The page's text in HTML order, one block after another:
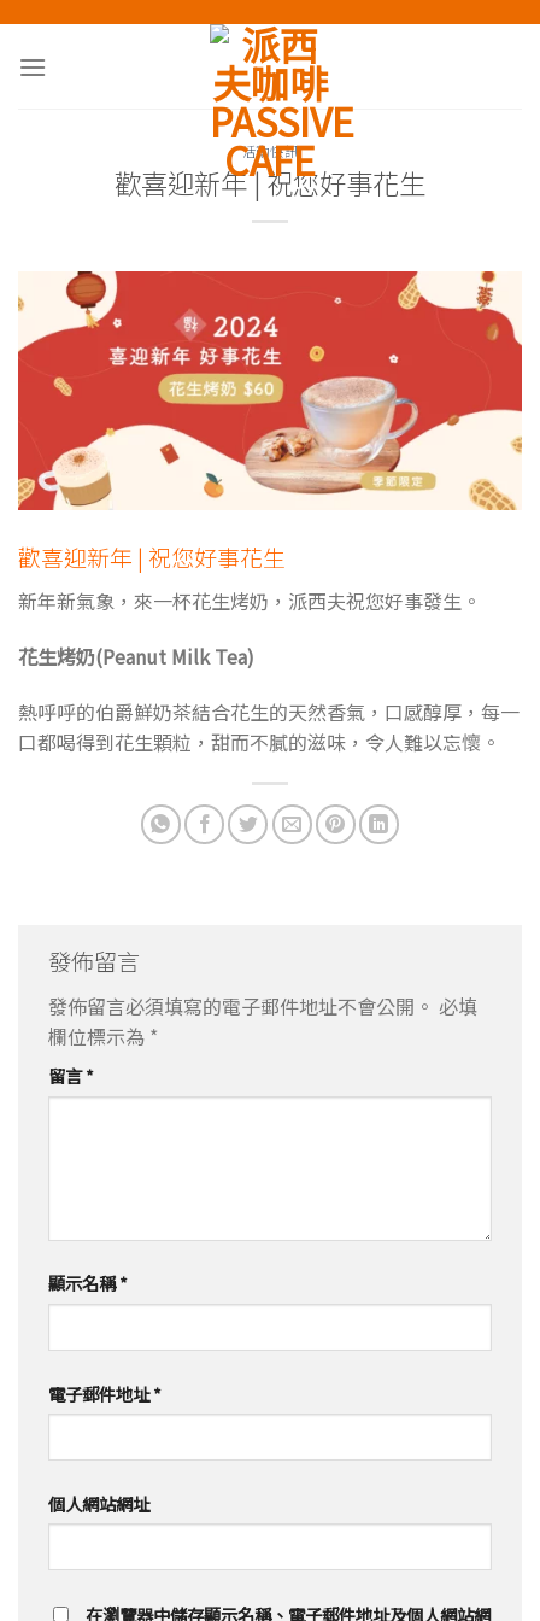
content
活動快訊
歡喜迎新年 | 祝您好事花生
歡喜迎新年 | 祝您好事花生
新年新氣象，來一杯花生烤奶，派西夫祝您好事發生。
花生烤奶(Peanut Milk Tea)
熱呼呼的伯爵鮮奶茶結合花生的天然香氣，口感醇厚，每一
口都喝得到花生顆粒，甜而不膩的滋味，令人難以忘懷。
發佈留言
發佈留言必須填寫的電子郵件地址不會公開。 必填
欄位標示為 *
留言*
顯示名稱*
電子郵件地址*
個人網站網址
在瀏覽器中儲存顯示名稱、電子郵件地址及個人網站網